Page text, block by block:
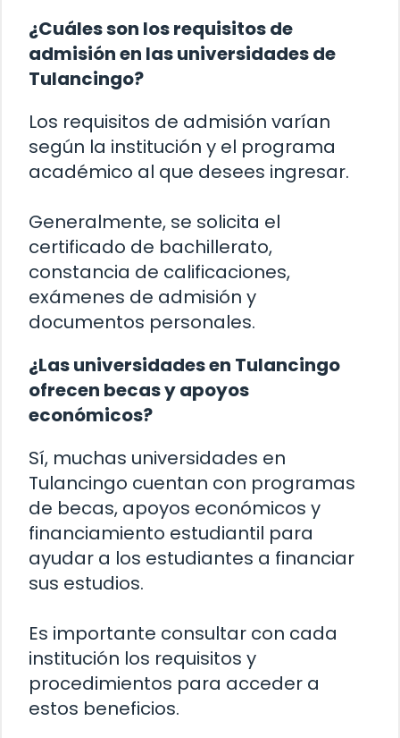
¿Cuáles son los requisitos de
admisión en las universidades de
Tulancingo?
Los requisitos de admisión varían
según la institución y el programa
académico al que desees ingresar.
Generalmente, se solicita el
certificado de bachillerato,
constancia de calificaciones,
exámenes de admisión y
documentos personales.
¿Las universidades en Tulancingo
ofrecen becas y apoyos
económicos?
Sí, muchas universidades en
Tulancingo cuentan con programas
de becas, apoyos económicos y
financiamiento estudiantil para
ayudar a los estudiantes a financiar
sus estudios.
Es importante consultar con cada
institución los requisitos y
procedimientos para acceder a
estos beneficios.